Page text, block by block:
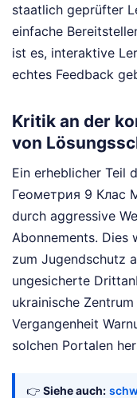
staatlich geprüfter
einfache
ist es, interaktive
echtes Feedback
Kritik an der
von
Ein erheblicher Teil
Геометрия 9 Клас
durch aggressive
Abonnements. Dies
zum Jugendschutz
ungesicherte
ukrainische
Vergangenheit
solchen Portalen
👉 Siehe auch: